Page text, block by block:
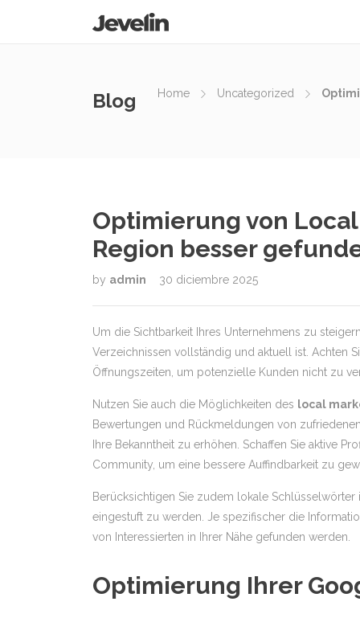
Blog Home Uncategorized
Optimierung von
Region besser
by admin 30 diciembre 2025
Um die Sichtbarkeit Ihres Unternehmens zu
Verzeichnissen vollständig und aktuell ist. Achten
Öffnungszeiten, um potenzielle Kunden nicht zu
Nutzen Sie auch die Möglichkeiten des local
Bewertungen und Rückmeldungen von
Ihre Bekanntheit zu erhöhen. Schaffen Sie aktive
Community, um eine bessere Auffindbarkeit zu
Berücksichtigen Sie zudem lokale
eingestuft zu werden. Je spezifischer die
von Interessierten in Ihrer Nähe gefunden werden.
Optimierung Ihrer